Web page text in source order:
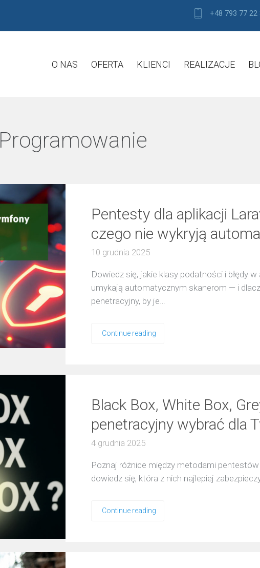
+48 793 77 22
O NAS OFERTA KLIENCI REALIZACJE
Programowanie
Pentesty dla aplikacji
czego nie wykryją
10 grudnia 2025
Dowiedz się, jakie klasy podatności i błędy
umykają automatycznym skanerom — i
penetracyjny, by je…
Continue reading
Black Box, White Box,
penetracyjny wybrać dla
4 grudnia 2025
Poznaj różnice między metodami
dowiedz się, która z nich najlepiej
Continue reading